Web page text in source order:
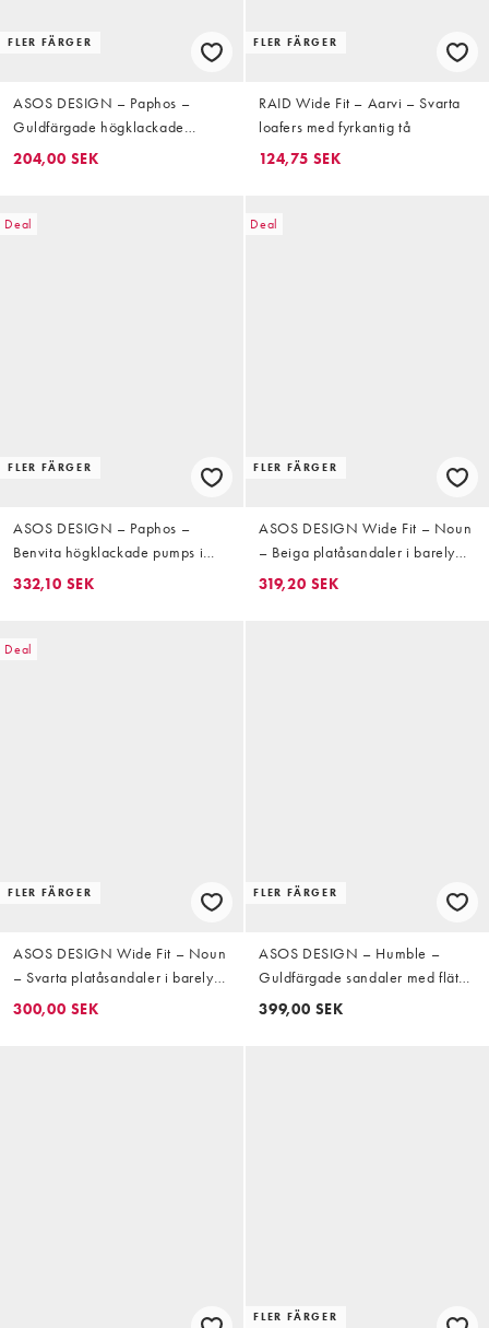
FLER FÄRGER
ASOS DESIGN – Paphos –
Guldfärgade högklackade
pumps med spetsig tå och bred
204,00 SEK
FLER FÄRGER
RAID Wide Fit – Aarvi – Svarta
loafers med fyrkantig tå
124,75 SEK
Deal
FLER FÄRGER
ASOS DESIGN – Paphos –
Benvita högklackade pumps i
satin med spetsig tå och bred
332,10 SEK
Deal
FLER FÄRGER
ASOS DESIGN Wide Fit – Noun
– Beiga platåsandaler i barely
there-modell med blockklack
319,20 SEK
Deal
FLER FÄRGER
ASOS DESIGN Wide Fit – Noun
– Svarta platåsandaler i barely
there-modell med blockklack
300,00 SEK
FLER FÄRGER
ASOS DESIGN – Humble –
Guldfärgade sandaler med flätad
detalj och halvhög blockklack
399,00 SEK
FLER FÄRGER